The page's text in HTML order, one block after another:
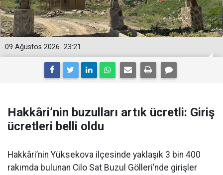
23:21
09 Ağustos 2026
Hakkâri’nin buzulları artık ücretli: Giriş
ücretleri belli oldu
Hakkâri’nin Yüksekova ilçesinde yaklaşık 3 bin 400
rakımda bulunan Cilo Sat Buzul Gölleri’nde girişler